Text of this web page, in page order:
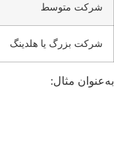
شرکت متوسط
شرکت بزرگ یا هلدینگ
به‌عنوان مثال: